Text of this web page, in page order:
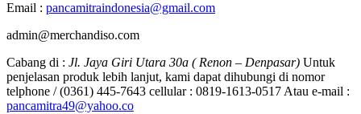
Email : pancamitraindonesia@gmail.com
admin@merchandiso.com
Cabang di : Jl. Jaya Giri Utara 30a ( Renon – Denpasar) Untuk
penjelasan produk lebih lanjut, kami dapat dihubungi di nomor
telphone / (0361) 445-7643 cellular : 0819-1613-0517 Atau e-mail :
pancamitra49@yahoo.co